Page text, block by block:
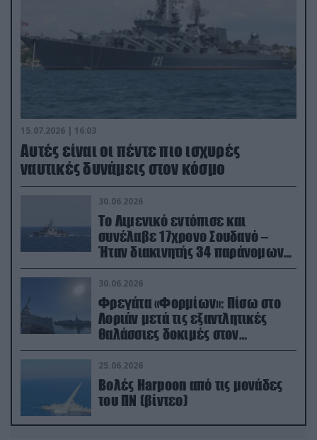
15.07.2026 | 16:03
Aυτές είναι οι πέντε πιο ισχυρές
ναυτικές δυνάμεις στον κόσμο
30.06.2026
Το Λιμενικό εντόπισε και
συνέλαβε 17χρονο Σουδανό –
Ήταν διακινητής 34 παράνομων
μεταναστών
30.06.2026
Φρεγάτα «Φορμίων»: Πίσω στο
Λοριάν μετά τις εξαντλητικές
θαλάσσιες δοκιμές στον
απαιτητικό Βισκαϊκό
25.06.2026
Βολές Harpoon από τις μονάδες
του ΠΝ (βίντεο)